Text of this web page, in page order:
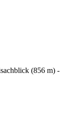
(856 m) -